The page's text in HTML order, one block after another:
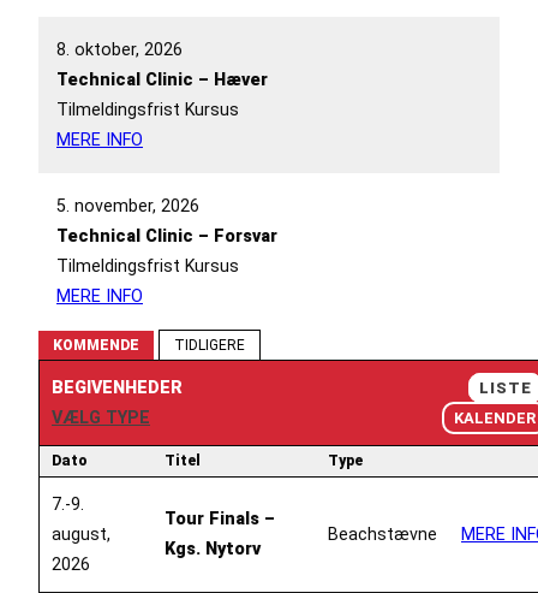
8. oktober, 2026
Technical Clinic – Hæver
Tilmeldingsfrist Kursus
MERE INFO
5. november, 2026
Technical Clinic – Forsvar
Tilmeldingsfrist Kursus
MERE INFO
KOMMENDE TIDLIGERE
BEGIVENHEDER
VÆLG TYPE
LISTE
KALENDER
Dato Titel Type
7.-9.
august,
2026
Tour Finals –
Kgs. Nytorv
Beachstævne MERE